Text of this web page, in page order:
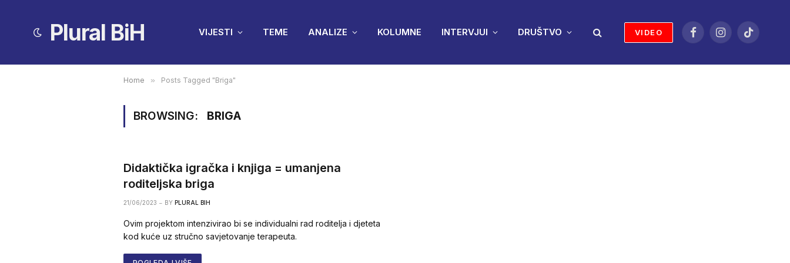
Plural BiH VIJESTI TEME ANALIZE KOLUMNE INTERVJUI DRUŠTVO VIDEO
FacebookInstagramTikTok
Home » Posts Tagged "Briga"
BROWSING: BRIGA
Didaktička igračka i knjiga = umanjena
roditeljska briga
21/06/2023 BY PLURAL BIH
Ovim projektom intenzivirao bi se individualni rad roditelja i djeteta
kod kuće uz stručno savjetovanje terapeuta.